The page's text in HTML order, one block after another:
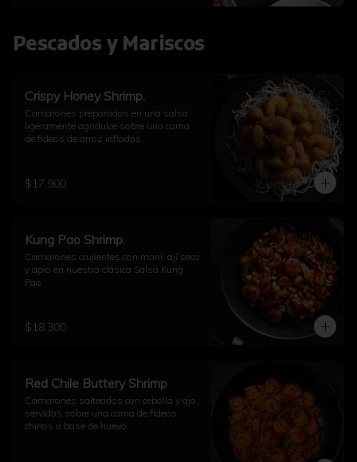
Pescados y Mariscos
Crispy Honey Shrimp.
Camarones preparados en una salsa
ligeramente agridulce sobre una cama
de fideos de arroz inflados.
$17.900
Kung Pao Shrimp.
Camarones crujientes con maní, ají seco
y apio en nuestra clásica Salsa Kung
Pao.
$18.300
Red Chile Buttery Shrimp
Camarones salteados con cebolla y ajo,
servidos sobre una cama de fideos
chinos a base de huevo.